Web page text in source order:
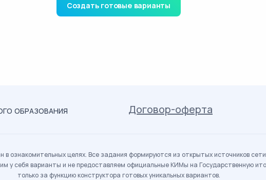
Создать готовые варианты
ОБРАЗОВАНИЯ Договор-оферта
ознакомительных целях. Все задания формируются из открытых источников
у себя варианты и не предоставляем официальные КИМы на Государственную
только за функцию конструктора готовых уникальных вариантов.